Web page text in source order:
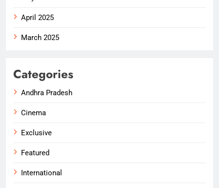
April 2025
March 2025
Categories
Andhra Pradesh
Cinema
Exclusive
Featured
International